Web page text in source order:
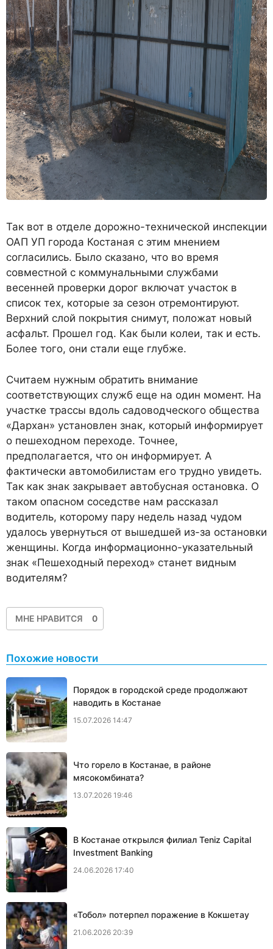
Так вот в отделе дорожно-технической инспекции
ОАП УП города Костаная с этим мнением
согласились. Было сказано, что во время
совместной с коммунальными службами
весенней проверки дорог включат участок в
список тех, которые за сезон отремонтируют.
Верхний слой покрытия снимут, положат новый
асфальт. Прошел год. Как были колеи, так и есть.
Более того, они стали еще глубже.
Считаем нужным обратить внимание
соответствующих служб еще на один момент. На
участке трассы вдоль садоводческого общества
«Дархан» установлен знак, который информирует
о пешеходном переходе. Точнее,
предполагается, что он информирует. А
фактически автомобилистам его трудно увидеть.
Так как знак закрывает автобусная остановка. О
таком опасном соседстве нам рассказал
водитель, которому пару недель назад чудом
удалось увернуться от вышедшей из-за остановки
женщины. Когда информационно-указательный
знак «Пешеходный переход» станет видным
водителям?
МНЕ НРАВИТСЯ 0
Похожие новости
Порядок в городской среде продолжают
наводить в Костанае
15.07.2026 14:47
Что горело в Костанае, в районе
мясокомбината?
13.07.2026 19:46
В Костанае открылся филиал Teniz Capital
Investment Banking
24.06.2026 17:40
«Тобол» потерпел поражение в Кокшетау
21.06.2026 20:39